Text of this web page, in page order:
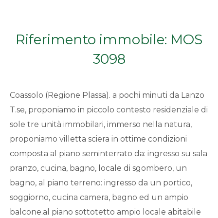
Riferimento immobile: MOS
3098
Coassolo (Regione Plassa). a pochi minuti da Lanzo
T.se, proponiamo in piccolo contesto residenziale di
sole tre unità immobilari, immerso nella natura,
proponiamo villetta sciera in ottime condizioni
composta al piano seminterrato da: ingresso su sala
pranzo, cucina, bagno, locale di sgombero, un
bagno, al piano terreno: ingresso da un portico,
soggiorno, cucina camera, bagno ed un ampio
balcone.al piano sottotetto ampio locale abitabile
1
3
4
5
5+